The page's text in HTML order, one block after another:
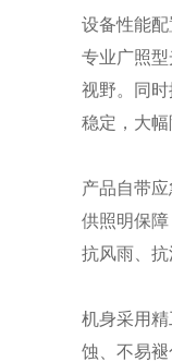
设备性能
专业广照
视野。同
稳定，大
产品自带
供照明保
抗风雨、
机身采用
蚀、不易